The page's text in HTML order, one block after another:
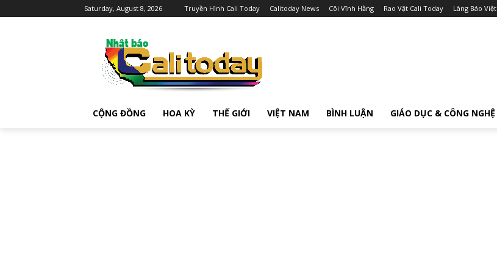
Saturday, August 8, 2026 Truyền Hình Cali Today Calitoday News Cõi Vĩnh Hằng Rao Vặt Cali Today Làng Báo Việt
CỘNG ĐỒNG HOA KỲ THẾ GIỚI VIỆT NAM BÌNH LUẬN GIÁO DỤC & CÔNG NGHỆ